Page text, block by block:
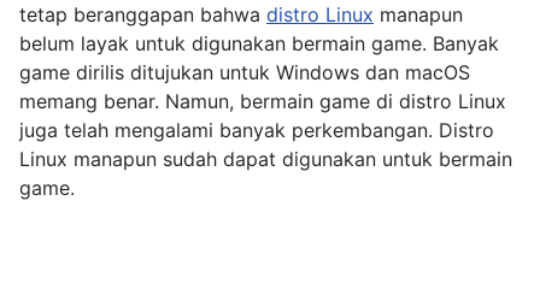
tetap beranggapan bahwa distro Linux manapun
belum layak untuk digunakan bermain game. Banyak
game dirilis ditujukan untuk Windows dan macOS
memang benar. Namun, bermain game di distro Linux
juga telah mengalami banyak perkembangan. Distro
Linux manapun sudah dapat digunakan untuk bermain
game.